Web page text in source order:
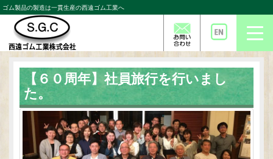
ゴム製品の製造は一貫生産の西遠ゴム工業へ
【６０周年】社員旅行を行いまし
た。